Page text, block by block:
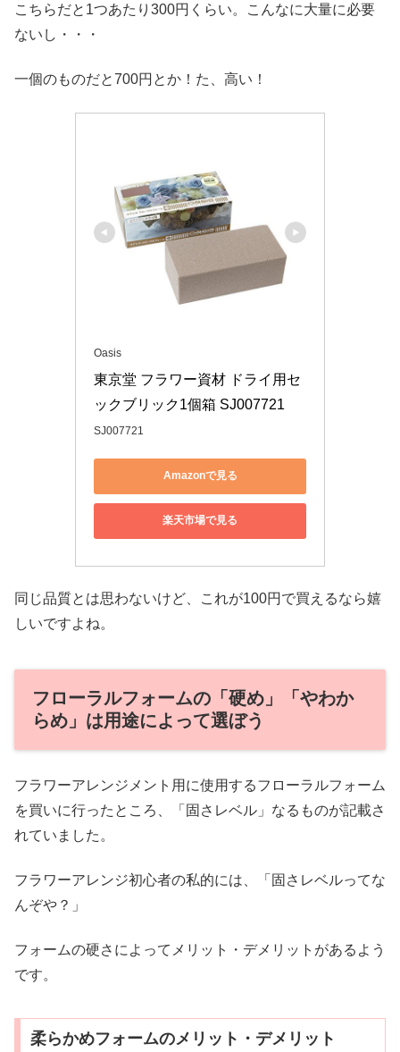
こちらだと1つあたり300円くらい。こんなに大量に必要
ないし・・・
一個のものだと700円とか！た、高い！
Oasis
東京堂 フラワー資材 ドライ用セ
ックブリック1個箱 SJ007721
SJ007721
Amazonで見る
楽天市場で見る
同じ品質とは思わないけど、これが100円で買えるなら嬉
しいですよね。
フローラルフォームの「硬め」「やわか
らめ」は用途によって選ぼう
フラワーアレンジメント用に使用するフローラルフォーム
を買いに行ったところ、「固さレベル」なるものが記載さ
れていました。
フラワーアレンジ初心者の私的には、「固さレベルってな
んぞや？」
フォームの硬さによってメリット・デメリットがあるよう
です。
柔らかめフォームのメリット・デメリット